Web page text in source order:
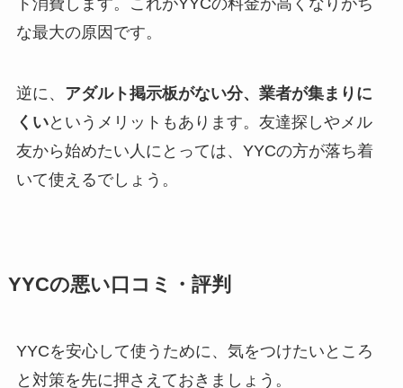
ト消費します。これがYYCの料金が高くなりがち
な最大の原因です。
逆に、 アダルト掲示板がない分、業者が集まりに
くいというメリットもあります。友達探しやメル
友から始めたい人にとっては、YYCの方が落ち着
いて使えるでしょう。
YYCの悪い口コミ・評判
YYCを安心して使うために、気をつけたいところ
と対策を先に押さえておきましょう。